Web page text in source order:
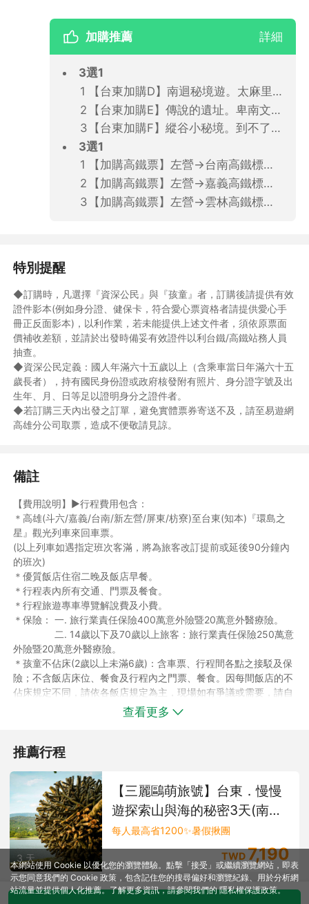
加購推薦 詳細
3選1
【台東加購D】南迴秘境遊。太麻里車站+華源秘境或金針山森林之旅(飯店出發．2人成行．含午餐)
【台東加購E】傳說的遺址。卑南文化遺址+排灣族琉璃珠DIY之旅(飯店出發．2人成行．含午餐)
【台東加購F】縱谷小秘境。到不了的車站+永康村守護神木之旅(飯店出發．2人成行．含午餐)
3選1
【加購高鐵票】左營→台南高鐵標準車廂(單程票)
【加購高鐵票】左營→嘉義高鐵標準車廂(單程票)
【加購高鐵票】左營→雲林高鐵標準車廂(單程票)
特別提醒
◆訂購時，凡選擇『資深公民』與『孩童』者，訂購後請提供有效
證件影本(例如身分證、健保卡，符合愛心票資格者請提供愛心手
冊正反面影本)，以利作業，若未能提供上述文件者，須依原票面
價補收差額，並請於出發時備妥有效證件以利台鐵/高鐵站務人員
抽查。
◆資深公民定義：國人年滿六十五歲以上（含乘車當日年滿六十五
歲長者），持有國民身份證或政府核發附有照片、身分證字號及出
生年、月、日等足以證明身分之證件者。
◆若訂購三天內出發之訂單，避免實體票券寄送不及，請至易遊網
高雄分公司取票，造成不便敬請見諒。
備註
【費用說明】►行程費用包含：
＊高雄(斗六/嘉義/台南/新左營/屏東/枋寮)至台東(知本)『環島之
星』觀光列車來回車票。
(以上列車如遇指定班次客滿，將為旅客改訂提前或延後90分鐘內
的班次)
＊優質飯店住宿二晚及飯店早餐。
＊行程表內所有交通、門票及餐食。
＊行程旅遊專車導覽解說費及小費。
＊保險： 一. 旅行業責任保險400萬意外險暨20萬意外醫療險。
二. 14歲以下及70歲以上旅客：旅行業責任保險250萬意
外險暨20萬意外醫療險。
＊孩童不佔床(2歲以上未滿6歲)：含車票、行程間各點之接駁及保
險；不含飯店床位、餐食及行程內之門票、餐食。因每間飯店的不
佔床規定不同，請依各飯店規定為主，現場如有爭議或需要，請自
行加付費用。(如需加購兒童安全座椅請洽客服人員)
＊嬰兒：費用僅含保險費與手續費，超過年齡或未報名者恕無法享
員)
＊每日旅館客房清理及行李小費。
＊表列上自理餐食費用支出。
＊行程表上未表明之各項開支。
＊純屬私人之消費：如飲料酒類、洗衣、電話及私人購物費。
【說明】＊訂購本商品前請參閱相關規定及作業說明
『各飯店房型及訂購注意事項』
之規定。
＊本商品為個人旅遊行程，請自行前往車站搭車，行程中景點將由
查看更多
推薦行程
3 天
【三麗鷗萌旅號】台東．慢慢
遊探索山與海的秘密3天(南部
出發)
每人最高省1200✨暑假揪團
TWD 7,190
本網站使用 Cookie 以優化您的瀏覽體驗。點擊「接受」或繼續瀏覽網站，即表
示您同意我們的 Cookie 政策，包含記住您的搜尋偏好和瀏覽紀錄、用於分析網
站流量並提供個人化推薦。了解更多資訊，請參閱我們的隱私權保護政策。